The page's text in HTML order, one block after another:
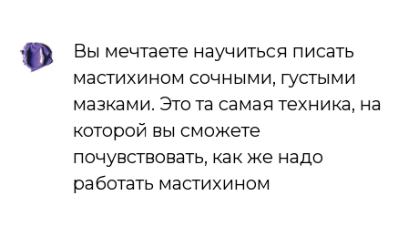
Вы мечтаете научиться писать
мастихином сочными, густыми
мазками. Это та самая техника, на
которой вы сможете
почувствовать, как же надо
работать мастихином